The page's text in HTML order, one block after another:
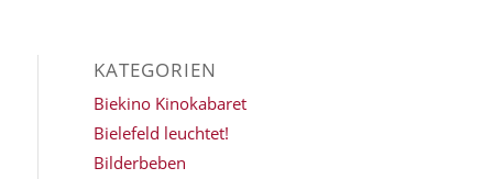
KATEGORIEN
Biekino Kinokabaret
Bielefeld leuchtet!
Bilderbeben